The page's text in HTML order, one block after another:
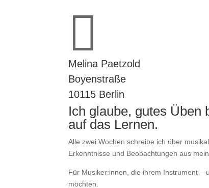

Melina Paetzold
Boyenstraße
10115 Berlin
Ich glaube, gutes Üben
auf das Lernen.
Alle zwei Wochen schreibe ich über
Erkenntnisse und Beobachtungen aus
Für Musiker:innen, die ihrem Instrument –
möchten.